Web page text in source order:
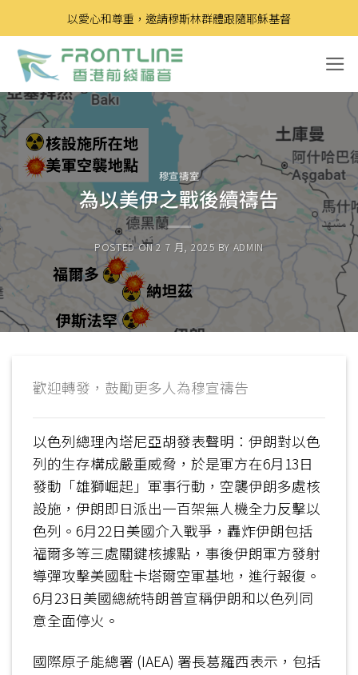
to
content
以愛心和尊重，邀請穆斯林群體跟隨耶穌基督
穆宣禱室
為以美伊之戰後續禱告
POSTED ON2 7 月, 2025 BY ADMIN
歡迎轉發，鼓勵更多人為穆宣禱告
以色列總理內塔尼亞胡發表聲明：伊朗對以色
列的生存構成嚴重威脅，於是軍方在6月13日
發動「雄獅崛起」軍事行動，空襲伊朗多處核
設施，伊朗即日派出一百架無人機全力反擊以
色列。6月22日美國介入戰爭，轟炸伊朗包括
福爾多等三處關鍵核據點，事後伊朗軍方發射
導彈攻擊美國駐卡塔爾空軍基地，進行報復。
6月23日美國總統特朗普宣稱伊朗和以色列同
意全面停火。
國際原子能總署 (IAEA) 署長葛羅西表示，包括